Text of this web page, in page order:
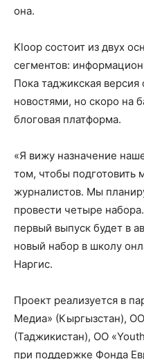
она.
Kloop состоит из двух
сегментов:
Пока таджикская версия
новостями, но скоро на
блоговая платформа.
«Я вижу назначение
том, чтобы
журналистов. Мы
провести четыре
первый выпуск будет в
новый набор в школу
Наргис.
Проект реализуется в
Медиа» (Кыргызстан),
(Таджикистан), ОО
при поддержке Фонда